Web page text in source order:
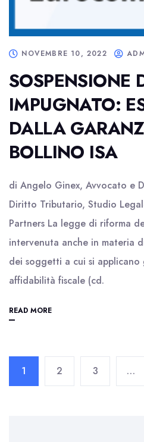
NOVEMBRE 10, 2022
SOSPENSIONE
IMPUGNATO:
DALLA
BOLLINO ISA
di Angelo Ginex, Avvocato e
Diritto Tributario, Studio
Partners La legge di riforma
intervenuta anche in materia
dei soggetti a cui si
affidabilità fiscale (cd.
READ MORE
1 2 3 …